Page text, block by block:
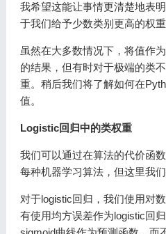
我希望这能让事情更清楚地表
于我们给予少数类别更高的权
虽然在大多数情况下，将值作
的结果，但有时对于极端的类
重。稍后我们将了解如何在
值。
Logistic回归中的类权重
我们可以通过在算法的代价函
每种机器学习算法，但这里我
对于logistic回归，我们使用对
有使用均方误差作为logistic回